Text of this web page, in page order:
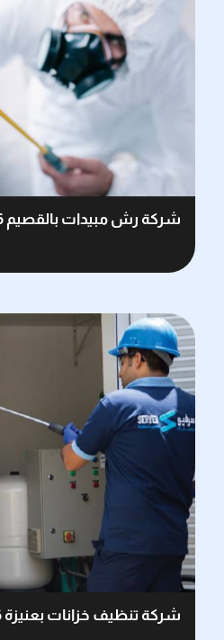
شركة رش مبيدات بالقصيم 0503162506
شركة تنظيف خزانات بعنيزة 0503162506